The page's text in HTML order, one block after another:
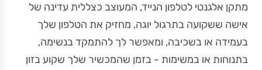
מתקן אלגנטי לטלפון הנייד, המעוצב כצללית עדינה של
אישה ששקועה בתרגול יוגה, מחזיק את הטלפון שלך
בעמידה או בשכיבה, ומאפשר לך להתמקד בנשימה,
בתנוחות או במשימות - בזמן שהמכשיר שלך שקוע בזון